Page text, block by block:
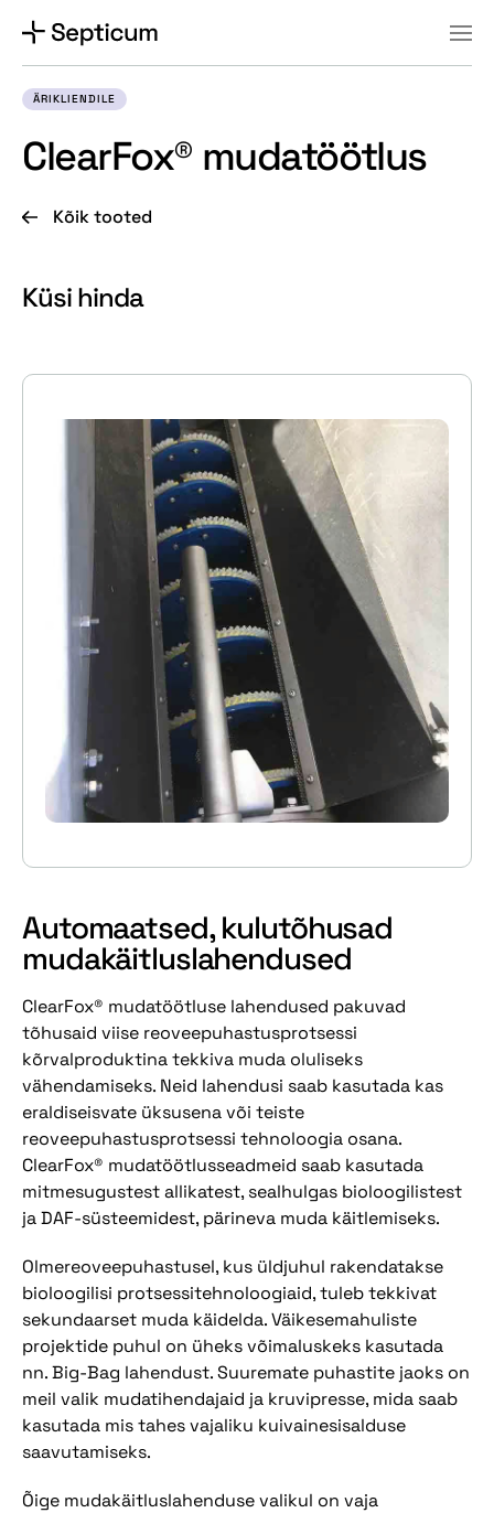
Äriklient
Eraklient
Hajaasustuse programm
Tooted
ÄRIKLIENDILE
ClearFox® mudatöötlus
Kõik tooted
Küsi hinda
Automaatsed, kulutõhusad
mudakäitluslahendused
ClearFox® mudatöötluse lahendused pakuvad
tõhusaid viise reoveepuhastusprotsessi
kõrvalproduktina tekkiva muda oluliseks
vähendamiseks. Neid lahendusi saab kasutada kas
eraldiseisvate üksusena või teiste
reoveepuhastusprotsessi tehnoloogia osana.
ClearFox® mudatöötlusseadmeid saab kasutada
mitmesugustest allikatest, sealhulgas bioloogilistest
ja DAF-süsteemidest, pärineva muda käitlemiseks.
Olmereoveepuhastusel, kus üldjuhul rakendatakse
bioloogilisi protsessitehnoloogiaid, tuleb tekkivat
sekundaarset muda käidelda. Väikesemahuliste
projektide puhul on üheks võimaluskeks kasutada
nn. Big-Bag lahendust. Suuremate puhastite jaoks on
meil valik mudatihendajaid ja kruvipresse, mida saab
kasutada mis tahes vajaliku kuivainesisalduse
saavutamiseks.
Õige mudakäitluslahenduse valikul on vaja